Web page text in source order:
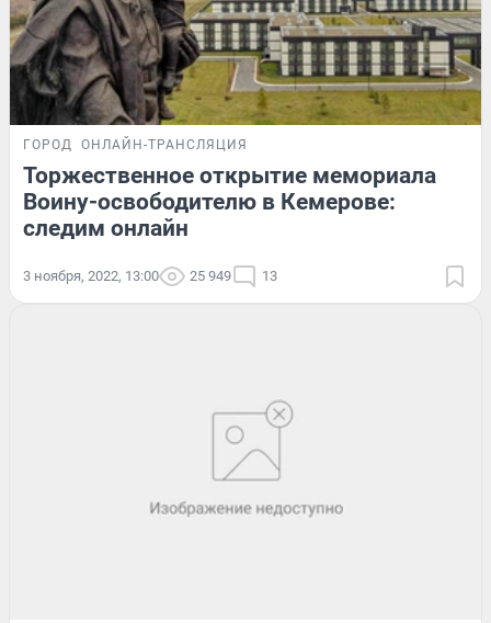
ГОРОД ОНЛАЙН-ТРАНСЛЯЦИЯ
Торжественное открытие мемориала
Воину-освободителю в Кемерове:
следим онлайн
3 ноября, 2022, 13:00 25 949 13